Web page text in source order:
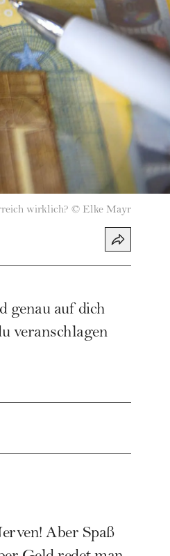
wirklich? © Elke Mayr
genau auf dich
veranschlagen
Aber Spaß